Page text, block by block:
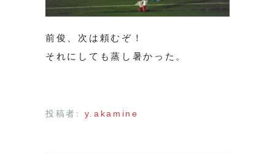
前俊、次は頼むぞ！
それにしても蒸し暑かった。
投稿者: y.akamine